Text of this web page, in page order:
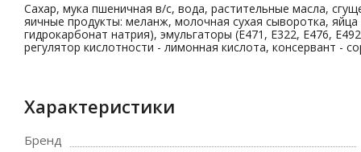
Сахар, мука пшеничная в/с, вода, растительные масла,
яичные продукты: меланж, молочная сухая сыворотка,
гидрокарбонат натрия), эмульгаторы (Е471, Е322, Е476,
регулятор кислотности - лимонная кислота, консервант -
Характеристики
Бренд